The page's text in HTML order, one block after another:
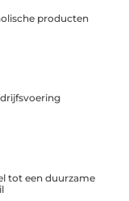
producten
tot een duurzame